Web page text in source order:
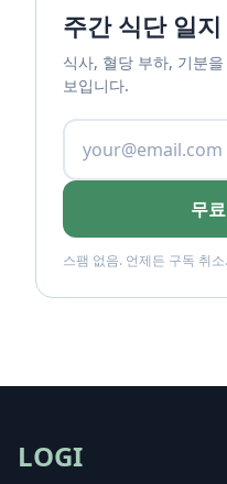
주간 식단 일지
식사, 혈당 부하, 기분
보입니다.
무
스팸 없음. 언제든 구독 취소.
LOGI